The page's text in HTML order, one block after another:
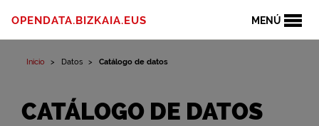
MENÚ
OPENDATA.BIZKAIA.EUS
Inicio Datos Catálogo de datos
CATÁLOGO DE DATOS